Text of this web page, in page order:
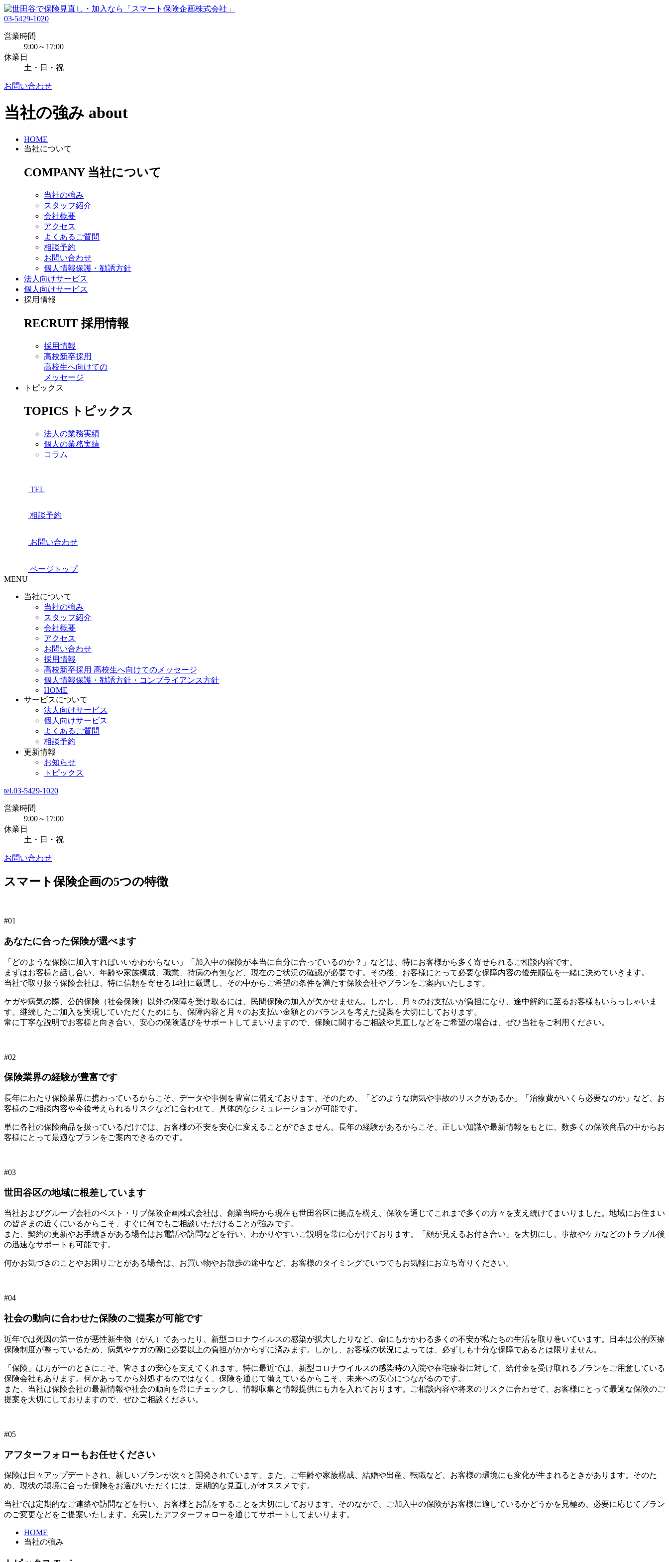
03-5429-1020
営業時間
9:00～17:00
休業日
土・日・祝
お問い合わせ
当社の強み about
HOME
当社について
COMPANY 当社について
当社の強み
スタッフ紹介
会社概要
アクセス
よくあるご質問
相談予約
お問い合わせ
個人情報保護・勧誘方針
法人向けサービス
個人向けサービス
採用情報
RECRUIT 採用情報
採用情報
高校新卒採用
高校生へ向けての
メッセージ
トピックス
TOPICS トピックス
法人の業務実績
個人の業務実績
コラム
TEL
相談予約
お問い合わせ
ページトップ
MENU
当社について
当社の強み
スタッフ紹介
会社概要
アクセス
お問い合わせ
採用情報
高校新卒採用 高校生へ向けてのメッセージ
個人情報保護・勧誘方針・コンプライアンス方針
HOME
サービスについて
法人向けサービス
個人向けサービス
よくあるご質問
相談予約
更新情報
お知らせ
トピックス
tel.03-5429-1020
営業時間
9:00～17:00
休業日
土・日・祝
お問い合わせ
スマート保険企画の5つの特徴
#01
あなたに合った保険が選べます
「どのような保険に加入すればいいかわからない」「加入中の保険が本当に自分に合っているのか？」などは、特にお客様から多く寄せられるご相談内容です。
まずはお客様と話し合い、年齢や家族構成、職業、持病の有無など、現在のご状況の確認が必要です。その後、お客様にとって必要な保障内容の優先順位を一緒に決めていきます。
当社で取り扱う保険会社は、特に信頼を寄せる14社に厳選し、その中からご希望の条件を満たす保険会社やプランをご案内いたします。
ケガや病気の際、公的保険（社会保険）以外の保障を受け取るには、民間保険の加入が欠かせません。しかし、月々のお支払いが負担になり、途中解約に至るお客様もいらっしゃいま
す。継続したご加入を実現していただくためにも、保障内容と月々のお支払い金額とのバランスを考えた提案を大切にしております。
常に丁寧な説明でお客様と向き合い、安心の保険選びをサポートしてまいりますので、保険に関するご相談や見直しなどをご希望の場合は、ぜひ当社をご利用ください。
#02
保険業界の経験が豊富です
長年にわたり保険業界に携わっているからこそ、データや事例を豊富に備えております。そのため、「どのような病気や事故のリスクがあるか」「治療費がいくら必要なのか」など、お
客様のご相談内容や今後考えられるリスクなどに合わせて、具体的なシミュレーションが可能です。
単に各社の保険商品を扱っているだけでは、お客様の不安を安心に変えることができません。長年の経験があるからこそ、正しい知識や最新情報をもとに、数多くの保険商品の中からお
客様にとって最適なプランをご案内できるのです。
#03
世田谷区の地域に根差しています
当社およびグループ会社のベスト・リブ保険企画株式会社は、創業当時から現在も世田谷区に拠点を構え、保険を通じてこれまで多くの方々を支え続けてまいりました。地域にお住まい
の皆さまの近くにいるからこそ、すぐに何でもご相談いただけることが強みです。
また、契約の更新やお手続きがある場合はお電話や訪問などを行い、わかりやすいご説明を常に心がけております。「顔が見えるお付き合い」を大切にし、事故やケガなどのトラブル後
の迅速なサポートも可能です。
何かお気づきのことやお困りごとがある場合は、お買い物やお散歩の途中など、お客様のタイミングでいつでもお気軽にお立ち寄りください。
#04
社会の動向に合わせた保険のご提案が可能です
近年では死因の第一位が悪性新生物（がん）であったり、新型コロナウイルスの感染が拡大したりなど、命にもかかわる多くの不安が私たちの生活を取り巻いています。日本は公的医療
保険制度が整っているため、病気やケガの際に必要以上の負担がかからずに済みます。しかし、お客様の状況によっては、必ずしも十分な保障であるとは限りません。
「保険」は万が一のときにこそ、皆さまの安心を支えてくれます。特に最近では、新型コロナウイルスの感染時の入院や在宅療養に対して、給付金を受け取れるプランをご用意している
保険会社もあります。何かあってから対処するのではなく、保険を通じて備えているからこそ、未来への安心につながるのです。
また、当社は保険会社の最新情報や社会の動向を常にチェックし、情報収集と情報提供にも力を入れております。ご相談内容や将来のリスクに合わせて、お客様にとって最適な保険のご
提案を大切にしておりますので、ぜひご相談ください。
#05
アフターフォローもお任せください
保険は日々アップデートされ、新しいプランが次々と開発されています。また、ご年齢や家族構成、結婚や出産、転職など、お客様の環境にも変化が生まれるときがあります。そのた
め、現状の環境に合った保険をお選びいただくには、定期的な見直しがオススメです。
当社では定期的なご連絡や訪問などを行い、お客様とお話をすることを大切にしております。そのなかで、ご加入中の保険がお客様に適しているかどうかを見極め、必要に応じてプラン
のご変更などをご提案いたします。充実したアフターフォローを通じてサポートしてまいります。
HOME
当社の強み